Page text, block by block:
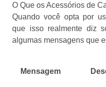
O Que os Acessórios de
Quando você opta por
que isso realmente diz
algumas mensagens que
Mensagem